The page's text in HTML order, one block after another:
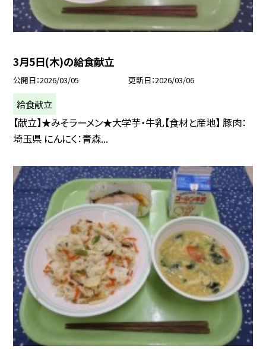
3月5日(木)の給食献立
公開日 2026/03/05 更新日 2026/03/06
給食献立
【献立】★みそラーメン★大学芋・牛乳【食材と産地】 豚肉：
埼玉県 にんにく：青森...